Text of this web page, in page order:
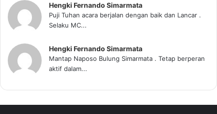
Hengki Fernando Simarmata
Puji Tuhan acara berjalan dengan baik dan Lancar .
Selaku MC...
Hengki Fernando Simarmata
Mantap Naposo Bulung Simarmata . Tetap berperan
aktif dalam...